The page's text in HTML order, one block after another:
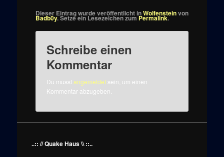
Dieser Eintrag wurde veröffentlicht inWolfensteinvon
Badb0y. Setze ein Lesezeichen zumPermalink.
Schreibe einen
Kommentar
Du musstangemeldetsein, um einen
Kommentar abzugeben.
..:: // Quake Haus \\ ::..